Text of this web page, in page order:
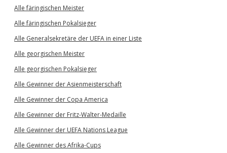
Alle färingischen Meister
Alle färingischen Pokalsieger
Alle Generalsekretäre der UEFA in einer Liste
Alle georgischen Meister
Alle georgischen Pokalsieger
Alle Gewinner der Asienmeisterschaft
Alle Gewinner der Copa America
Alle Gewinner der Fritz-Walter-Medaille
Alle Gewinner der UEFA Nations League
Alle Gewinner des Afrika-Cups